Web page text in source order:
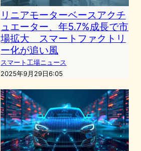
リニアモーターベースアクチ
ュエーター、年5.7%成長で市
場拡大 スマートファクトリ
ー化が追い風
スマート工場ニュース
2025年9月29日6:05